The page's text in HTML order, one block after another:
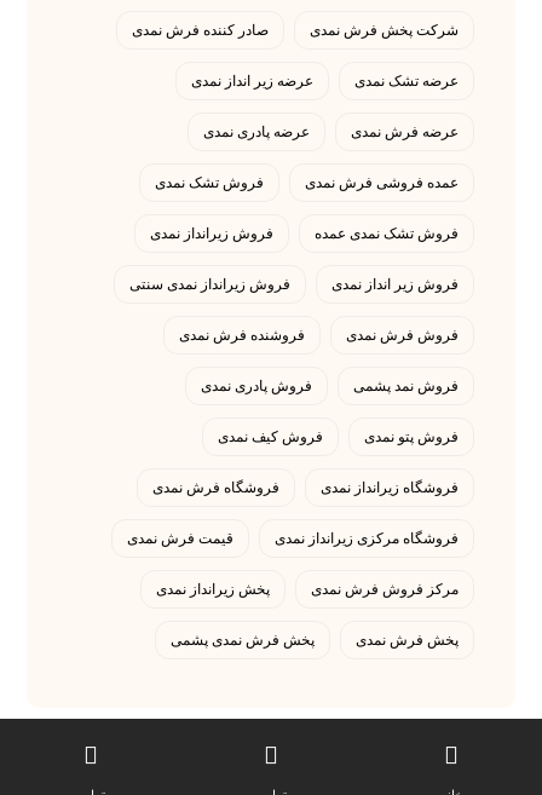
شرکت پخش فرش نمدی صادر کننده فرش نمدی
عرضه تشک نمدی عرضه زیر انداز نمدی
عرضه فرش نمدی عرضه پادری نمدی
عمده فروشی فرش نمدی فروش تشک نمدی
فروش تشک نمدی عمده فروش زیرانداز نمدی
فروش زیر انداز نمدی فروش زیرانداز نمدی سنتی
فروش فرش نمدی فروشنده فرش نمدی
فروش نمد پشمی فروش پادری نمدی
فروش پتو نمدی فروش کیف نمدی
فروشگاه زیرانداز نمدی فروشگاه فرش نمدی
فروشگاه مرکزی زیرانداز نمدی قیمت فرش نمدی
مرکز فروش فرش نمدی پخش زیرانداز نمدی
پخش فرش نمدی پخش فرش نمدی پشمی
تماس باما:09134598744
مقالات ما
نمدی اسب
ژانویه 8, 2024
بازار فروش زیر انداز نمدی دستباف